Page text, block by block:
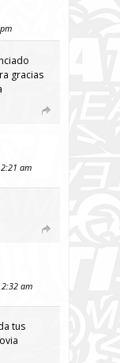
gracias
am
am
tus